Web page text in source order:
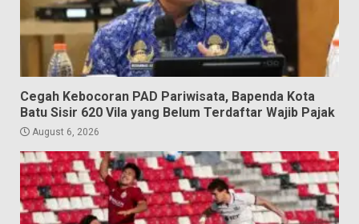
Cegah Kebocoran PAD Pariwisata, Bapenda Kota
Batu Sisir 620 Vila yang Belum Terdaftar Wajib Pajak
August 6, 2026